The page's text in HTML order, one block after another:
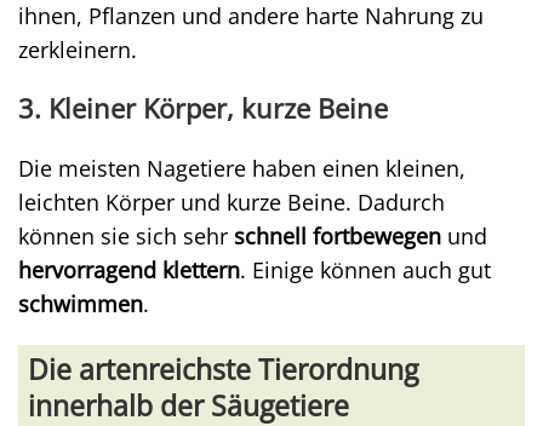
ihnen, Pflanzen und andere harte Nahrung zu
zerkleinern.
3. Kleiner Körper, kurze Beine
Die meisten Nagetiere haben einen kleinen,
leichten Körper und kurze Beine. Dadurch
können sie sich sehr schnell fortbewegen und
hervorragend klettern. Einige können auch gut
schwimmen.
Die artenreichste Tierordnung
innerhalb der Säugetiere